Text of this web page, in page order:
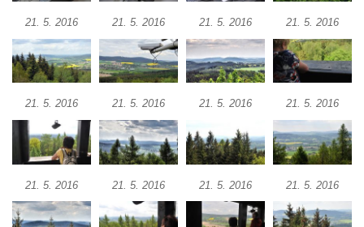
Rozhledna Špičák u České Lípy
Rozhledna Kaňk (Havířská bouda) u Kutné
Hory
Rozhledna Rumburak
Stezka korunami stromů – Krkonoše
Rozhledna Eliška (Stachelberg)
Rozhledna Bismarckturm v Neugersdorfu
Maják (a muzeum) Járy Cimrmana
21. 5. 2016 21. 5. 2016 21. 5. 2016 21. 5. 2016
21. 5. 2016 21. 5. 2016 21. 5. 2016 21. 5. 2016
21. 5. 2016 21. 5. 2016 21. 5. 2016 21. 5. 2016